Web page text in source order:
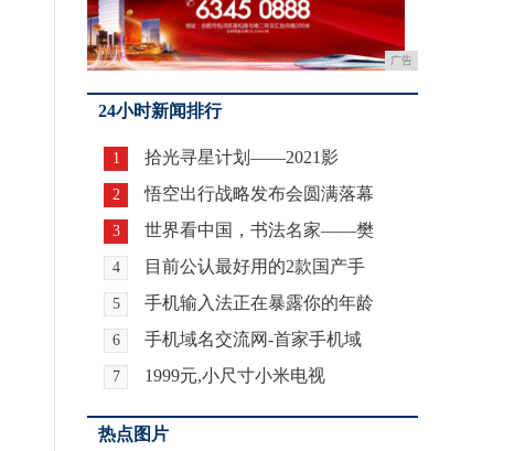
广告
24小时新闻排行
1 拾光寻星计划——2021影
2 悟空出行战略发布会圆满落幕
3 世界看中国，书法名家——樊
4 目前公认最好用的2款国产手
5 手机输入法正在暴露你的年龄
6 手机域名交流网-首家手机域
7 1999元,小尺寸小米电视
热点图片